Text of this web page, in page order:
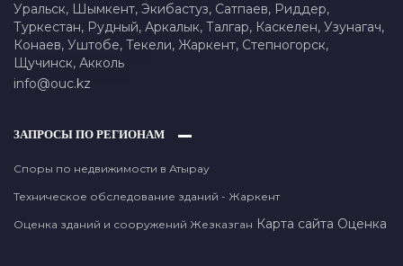
Уральск, Шымкент, Экибастуз, Сатпаев, Риддер,
Туркестан, Рудный, Аркалык, Талгар, Каскелен, Узунагач,
Конаев, Уштобе, Текели, Жаркент, Степногорск,
Щучинск, Акколь
info@ouc.kz
ЗАПРОСЫ ПО РЕГИОНАМ
Споры по недвижимости в Атырау
Техническое обследование зданий - Жаркент
Оценка зданий и сооружений Жезказган Карта сайта Оценка